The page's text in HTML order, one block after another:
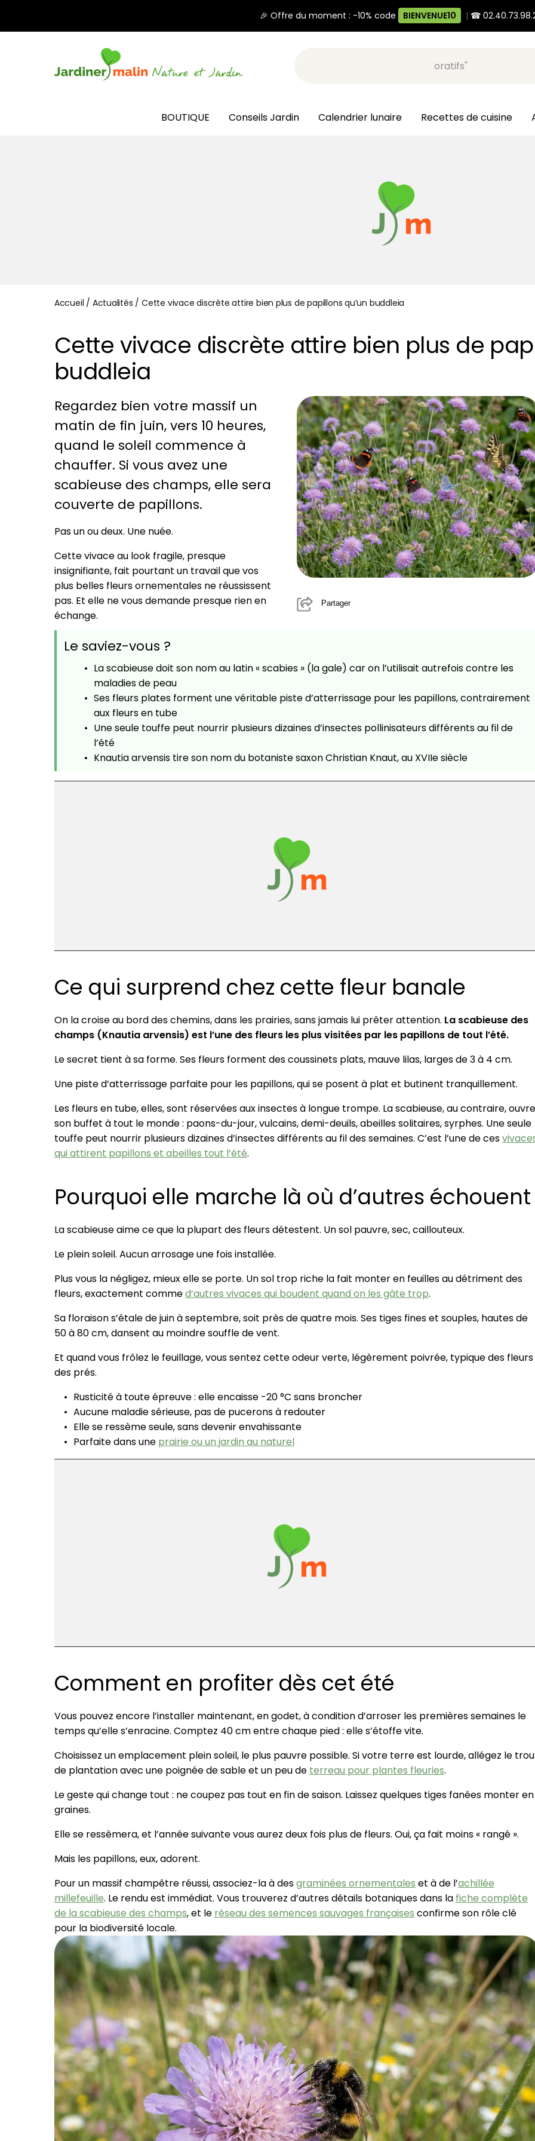
🎉 Offre du moment : -10% code BIENVENUE10 | ☎
Recherche, ex: "pots décoratifs"
BOUTIQUE Conseils Jardin Calendrier lunaire Recettes de cuisine
Accueil / Actualités /Cette vivace discrète attire bien plus de papillons qu’un buddleia
Cette vivace discrète attire bien plus de
buddleia
Partager
Regardez bien votre massif un
matin de fin juin, vers 10 heures,
quand le soleil commence à
chauffer. Si vous avez une
scabieuse des champs, elle sera
couverte de papillons.
Pas un ou deux. Une nuée.
Cette vivace au look fragile, presque
insignifiante, fait pourtant un travail que vos
plus belles fleurs ornementales ne réussissent
pas. Et elle ne vous demande presque rien en
échange.
Le saviez-vous ?
La scabieuse doit son nom au latin « scabies » (la gale) car on l’utilisait autrefois contre les
maladies de peau
Ses fleurs plates forment une véritable piste d’atterrissage pour les papillons, contrairement
aux fleurs en tube
Une seule touffe peut nourrir plusieurs dizaines d’insectes pollinisateurs différents au fil de
l’été
Knautia arvensis tire son nom du botaniste saxon Christian Knaut, au XVIIe siècle
Ce qui surprend chez cette fleur banale
On la croise au bord des chemins, dans les prairies, sans jamais lui prêter attention. La scabieuse des
champs (Knautia arvensis) est l’une des fleurs les plus visitées par les papillons de tout l’été.
Le secret tient à sa forme. Ses fleurs forment des coussinets plats, mauve lilas, larges de 3 à 4 cm.
Une piste d’atterrissage parfaite pour les papillons, qui se posent à plat et butinent tranquillement.
Les fleurs en tube, elles, sont réservées aux insectes à longue trompe. La scabieuse, au contraire, ouvre
son buffet à tout le monde : paons-du-jour, vulcains, demi-deuils, abeilles solitaires, syrphes. Une seule
touffe peut nourrir plusieurs dizaines d’insectes différents au fil des semaines. C’est l’une de ces
qui attirent papillons et abeilles tout l’été.
Pourquoi elle marche là où d’autres échouent
La scabieuse aime ce que la plupart des fleurs détestent. Un sol pauvre, sec, caillouteux.
Le plein soleil. Aucun arrosage une fois installée.
Plus vous la négligez, mieux elle se porte. Un sol trop riche la fait monter en feuilles au détriment des
fleurs, exactement commed’autres vivaces qui boudent quand on les gâte trop.
Sa floraison s’étale de juin à septembre, soit près de quatre mois. Ses tiges fines et souples, hautes de
50 à 80 cm, dansent au moindre souffle de vent.
Et quand vous frôlez le feuillage, vous sentez cette odeur verte, légèrement poivrée, typique des fleurs
des prés.
Rusticité à toute épreuve : elle encaisse -20 °C sans broncher
Aucune maladie sérieuse, pas de pucerons à redouter
Elle se ressème seule, sans devenir envahissante
Parfaite dans une prairie ou un jardin au naturel
Comment en profiter dès cet été
Vous pouvez encore l’installer maintenant, en godet, à condition d’arroser les premières semaines le
temps qu’elle s’enracine. Comptez 40 cm entre chaque pied : elle s’étoffe vite.
Choisissez un emplacement plein soleil, le plus pauvre possible. Si votre terre est lourde, allégez le trou
de plantation avec une poignée de sable et un peu de terreau pour plantes fleuries.
Le geste qui change tout : ne coupez pas tout en fin de saison. Laissez quelques tiges fanées monter en
graines.
Elle se ressèmera, et l’année suivante vous aurez deux fois plus de fleurs. Oui, ça fait moins « rangé ».
Mais les papillons, eux, adorent.
Pour un massif champêtre réussi, associez-la à desgraminées ornementales et à de l’achillée
millefeuille. Le rendu est immédiat. Vous trouverez d’autres détails botaniques dans la fiche complète
de la scabieuse des champs, et le réseau des semences sauvages françaises confirme son rôle clé
pour la biodiversité locale.